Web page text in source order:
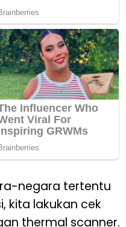
negara tertentu
kita lakukan cek
thermal scanner.